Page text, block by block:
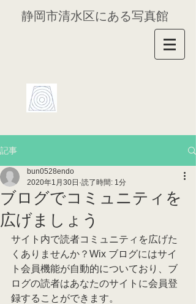
静岡市清水区にある写真館
記事
ブログでコミュニティを
広げましょう
bun0528endo
2020年1月30日 読了時間: 1分
サイト内で読者コミュニティを広げた
くありませんか？Wix ブログにはサイ
ト会員機能が自動的についており、ブ
ログの読者はあなたのサイトに会員登
録することができます。